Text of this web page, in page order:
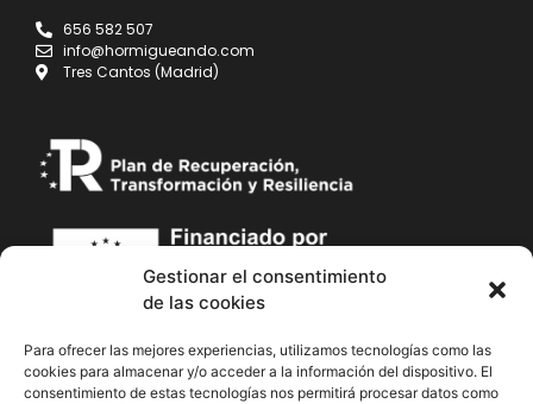
Gestionar el consentimiento
de las cookies
Para ofrecer las mejores experiencias, utilizamos tecnologías como las
cookies para almacenar y/o acceder a la información del dispositivo. El
consentimiento de estas tecnologías nos permitirá procesar datos como
656 582 507
info@hormigueando.com
Tres Cantos (Madrid)